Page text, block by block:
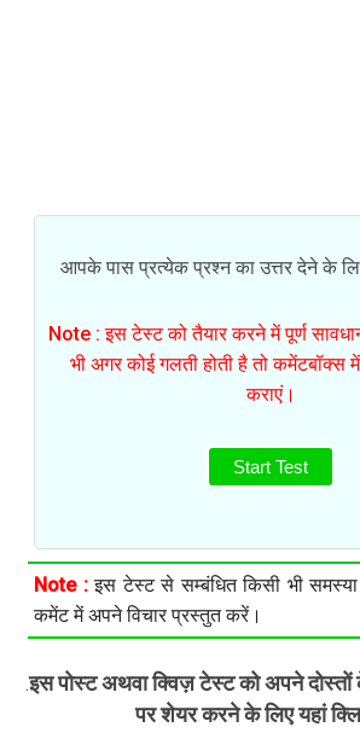
आपके पास प्रत्येक प्रश्न का उत्तर देने के
Note : इस टेस्ट को तैयार करने में पूर्ण
भी अगर कोई गलती होती है तो
कराएं।
Start Test
Note :इस टेस्ट से सम्बंधित किसी भी
कमेंट में अपने विचार प्रस्तुत करें।
.इस पोस्ट अथवा क्विज़ टेस्ट को अपने
पर शेयर करने के लिए यहां